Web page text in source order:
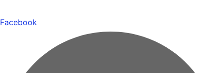
Facebook